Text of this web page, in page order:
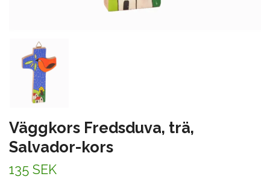
Väggkors Fredsduva, trä,
Salvador-kors
135 SEK